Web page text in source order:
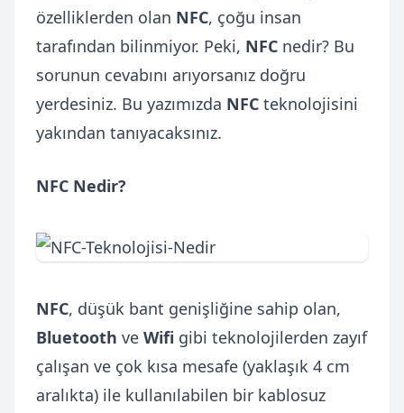
özelliklerden olan NFC, çoğu insan
tarafından bilinmiyor. Peki, NFC nedir? Bu
sorunun cevabını arıyorsanız doğru
yerdesiniz. Bu yazımızda NFC teknolojisini
yakından tanıyacaksınız.
NFC Nedir?
NFC, düşük bant genişliğine sahip olan,
Bluetooth ve Wifi gibi teknolojilerden zayıf
çalışan ve çok kısa mesafe (yaklaşık 4 cm
aralıkta) ile kullanılabilen bir kablosuz